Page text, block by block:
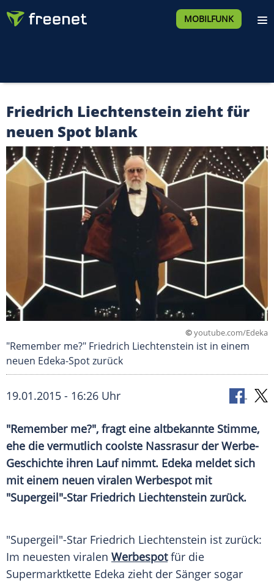
MOBILFUNK
Friedrich Liechtenstein zieht für
neuen Spot blank
©youtube.com/Edeka
"Remember me?" Friedrich Liechtenstein ist in einem
neuen Edeka-Spot zurück
19.01.2015 - 16:26 Uhr
"Remember me?", fragt eine altbekannte Stimme,
ehe die vermutlich coolste Nassrasur der Werbe-
Geschichte ihren Lauf nimmt. Edeka meldet sich
mit einem neuen viralen Werbespot mit
"Supergeil"-Star Friedrich Liechtenstein zurück.
"Supergeil"-Star Friedrich Liechtenstein ist zurück:
Im neuesten viralen Werbespotfür die
Supermarktkette Edeka zieht der Sänger sogar